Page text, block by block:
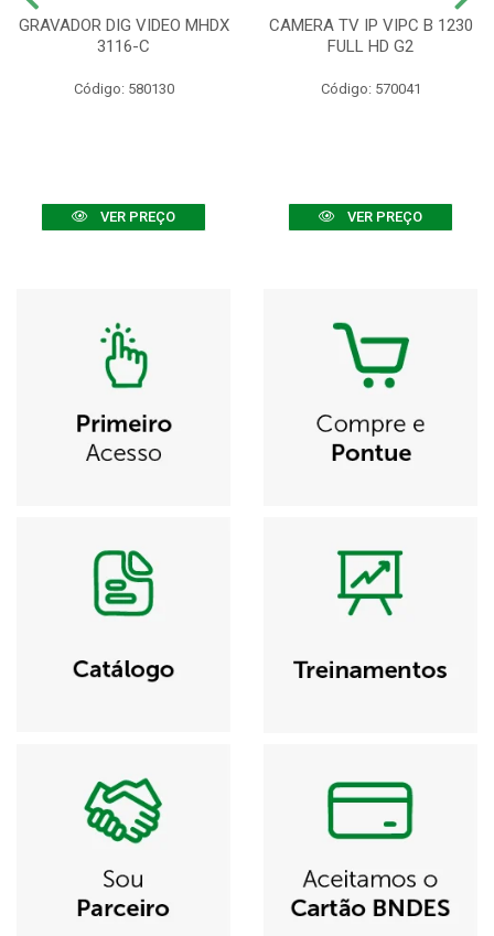
GRAVADOR DIG VIDEO MHDX
3116-C
Código: 580130
VER PREÇO
CAMERA TV IP VIPC B 1230
FULL HD G2
Código: 570041
VER PREÇO